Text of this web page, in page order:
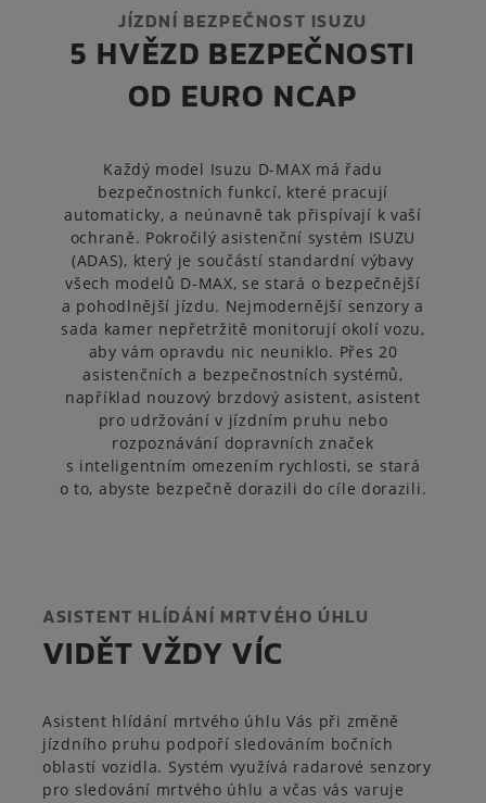
JÍZDNÍ BEZPEČNOST ISUZU
5 HVĚZD BEZPEČNOSTI
OD EURO NCAP
Každý model Isuzu D-MAX má řadu
bezpečnostních funkcí, které pracují
automaticky, a neúnavně tak přispívají k vaší
ochraně. Pokročilý asistenční systém ISUZU
(ADAS), který je součástí standardní výbavy
všech modelů D-MAX, se stará o bezpečnější
a pohodlnější jízdu. Nejmodernější senzory a
sada kamer nepřetržitě monitorují okolí vozu,
aby vám opravdu nic neuniklo. Přes 20
asistenčních a bezpečnostních systémů,
například nouzový brzdový asistent, asistent
pro udržování v jízdním pruhu nebo
rozpoznávání dopravních značek
s inteligentním omezením rychlosti, se stará
o to, abyste bezpečně dorazili do cíle dorazili.
ASISTENT HLÍDÁNÍ MRTVÉHO ÚHLU
VIDĚT VŽDY VÍC
Asistent hlídání mrtvého úhlu Vás při změně
jízdního pruhu podpoří sledováním bočních
oblastí vozidla. Systém využívá radarové senzory
pro sledování mrtvého úhlu a včas vás varuje